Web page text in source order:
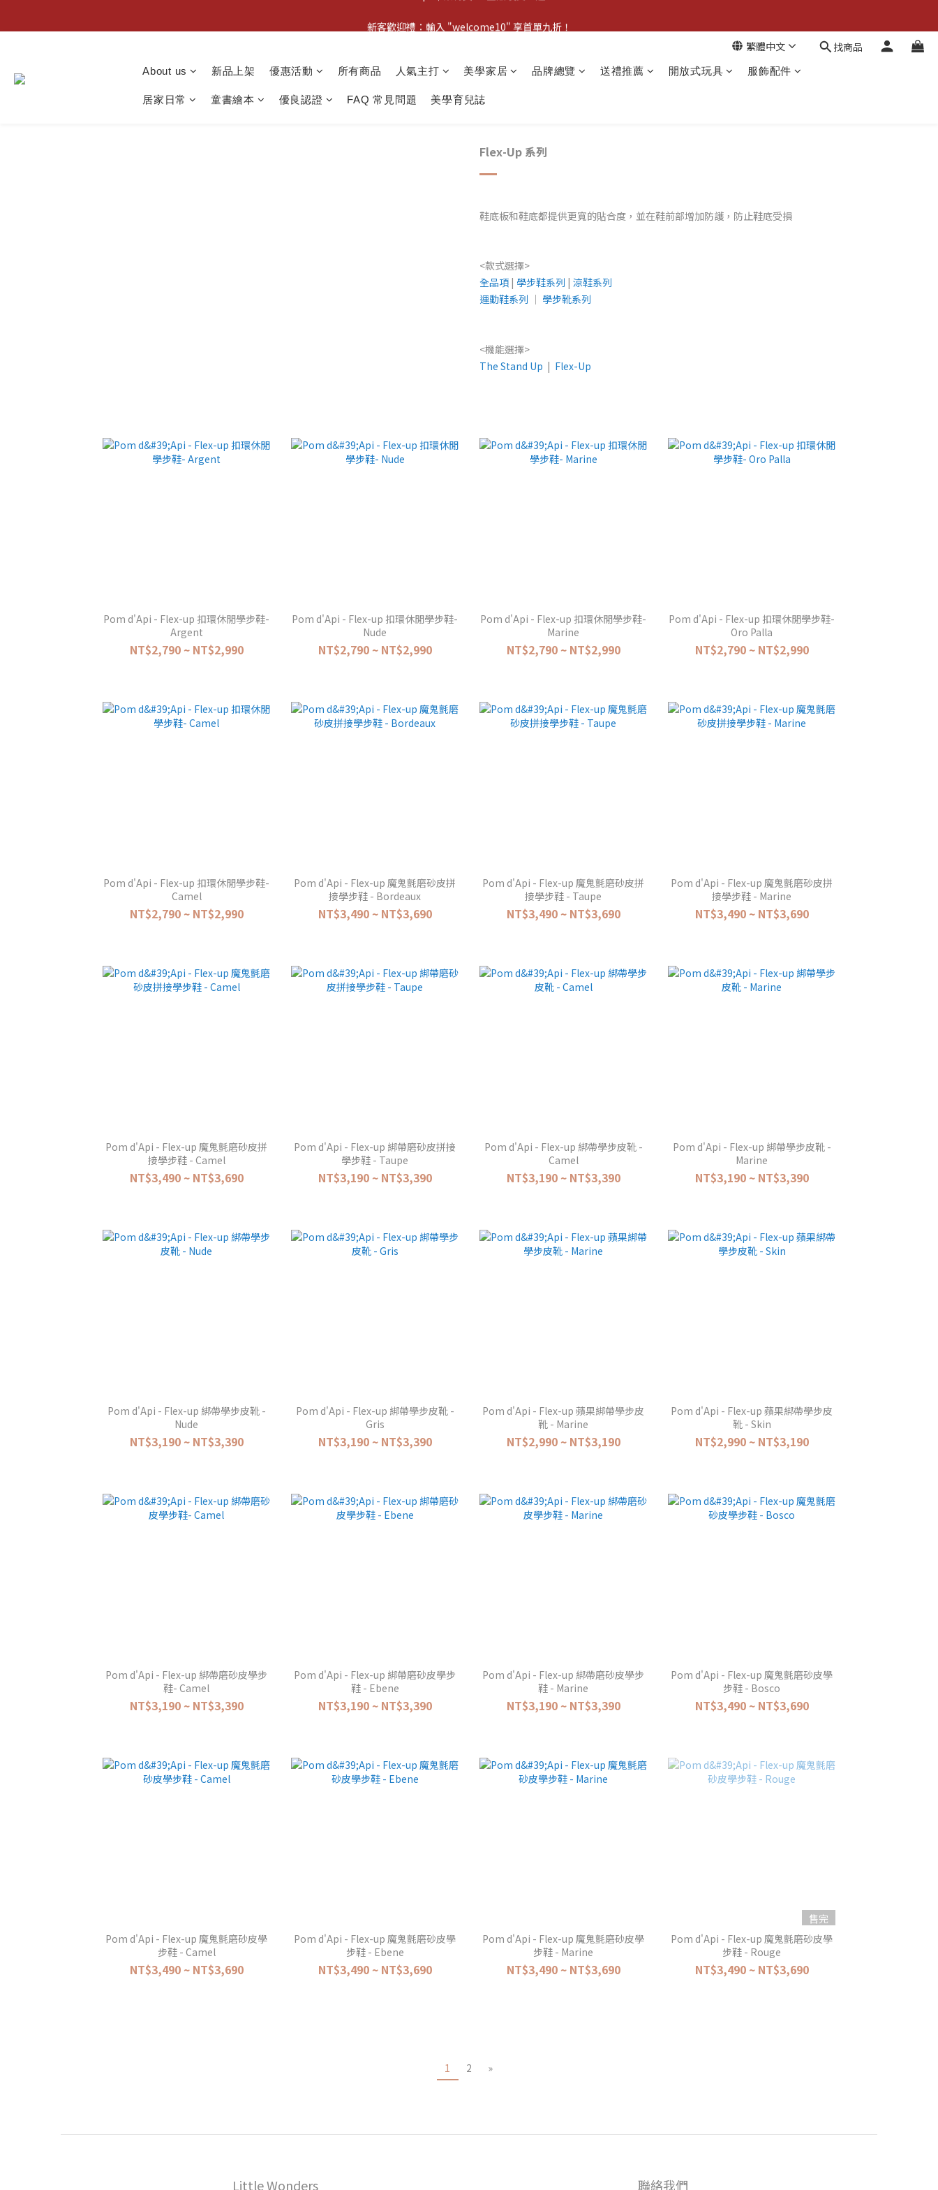
新客歡迎禮：輸入 "welcome10" 享首單九折！
繁體中文 找商品
About us 新品上架 優惠活動 所有商品 人氣主打 美學家居 品牌總覽 送禮推薦 開放式玩具 服飾配件
居家日常 童書繪本 優良認證 FAQ 常見問題 美學育兒誌
Flex-Up 系列
鞋底板和鞋底都提供更寬的貼合度，並在鞋前部增加防護，防止鞋底受損
<款式選擇>
全品項 | 學步鞋系列 | 涼鞋系列
運動鞋系列 │ 學步靴系列
<機能選擇>
The Stand Up | Flex-Up
Pom d'Api - Flex-up 扣環休閒學步鞋-
Argent
NT$2,790 ~ NT$2,990
Pom d'Api - Flex-up 扣環休閒學步鞋-
Nude
NT$2,790 ~ NT$2,990
Pom d'Api - Flex-up 扣環休閒學步鞋-
Marine
NT$2,790 ~ NT$2,990
Pom d'Api - Flex-up 扣環休閒學步鞋-
Oro Palla
NT$2,790 ~ NT$2,990
Pom d'Api - Flex-up 扣環休閒學步鞋-
Camel
NT$2,790 ~ NT$2,990
Pom d'Api - Flex-up 魔鬼氈磨砂皮拼
接學步鞋 - Bordeaux
NT$3,490 ~ NT$3,690
Pom d'Api - Flex-up 魔鬼氈磨砂皮拼
接學步鞋 - Taupe
NT$3,490 ~ NT$3,690
Pom d'Api - Flex-up 魔鬼氈磨砂皮拼
接學步鞋 - Marine
NT$3,490 ~ NT$3,690
Pom d'Api - Flex-up 魔鬼氈磨砂皮拼
接學步鞋 - Camel
NT$3,490 ~ NT$3,690
Pom d'Api - Flex-up 綁帶磨砂皮拼接
學步鞋 - Taupe
NT$3,190 ~ NT$3,390
Pom d'Api - Flex-up 綁帶學步皮靴 -
Camel
NT$3,190 ~ NT$3,390
Pom d'Api - Flex-up 綁帶學步皮靴 -
Marine
NT$3,190 ~ NT$3,390
Pom d'Api - Flex-up 綁帶學步皮靴 -
Nude
NT$3,190 ~ NT$3,390
Pom d'Api - Flex-up 綁帶學步皮靴 -
Gris
NT$3,190 ~ NT$3,390
Pom d'Api - Flex-up 蘋果綁帶學步皮
靴 - Marine
NT$2,990 ~ NT$3,190
Pom d'Api - Flex-up 蘋果綁帶學步皮
靴 - Skin
NT$2,990 ~ NT$3,190
Pom d'Api - Flex-up 綁帶磨砂皮學步
鞋- Camel
NT$3,190 ~ NT$3,390
Pom d'Api - Flex-up 綁帶磨砂皮學步
鞋 - Ebene
NT$3,190 ~ NT$3,390
Pom d'Api - Flex-up 綁帶磨砂皮學步
鞋 - Marine
NT$3,190 ~ NT$3,390
Pom d'Api - Flex-up 魔鬼氈磨砂皮學
步鞋 - Bosco
NT$3,490 ~ NT$3,690
Pom d'Api - Flex-up 魔鬼氈磨砂皮學
步鞋 - Camel
NT$3,490 ~ NT$3,690
Pom d'Api - Flex-up 魔鬼氈磨砂皮學
步鞋 - Ebene
NT$3,490 ~ NT$3,690
Pom d'Api - Flex-up 魔鬼氈磨砂皮學
步鞋 - Marine
NT$3,490 ~ NT$3,690
售完
Pom d'Api - Flex-up 魔鬼氈磨砂皮學
步鞋 - Rouge
NT$3,490 ~ NT$3,690
1 2 »
Little Wonders 聯絡我們